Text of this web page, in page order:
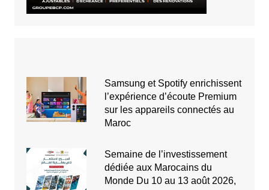
Samsung et Spotify enrichissent
l’expérience d’écoute Premium
sur les appareils connectés au
Maroc
Semaine de l’investissement
dédiée aux Marocains du
Monde Du 10 au 13 août 2026,